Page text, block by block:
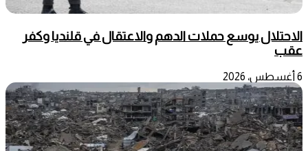
الاحتلال يوسع حملات الدهم والاعتقال في قلنديا وكفر
عقب
6 أغسطس، 2026